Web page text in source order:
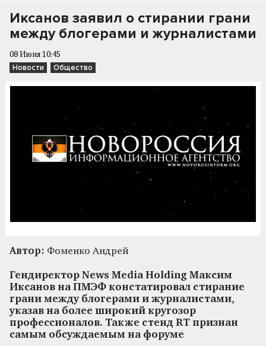
Иксанов заявил о стирании грани
между блогерами и журналистами
08 Июня 10:45
Новости Общество
Автор: Фоменко Андрей
Гендиректор News Media Holding Максим
Иксанов на ПМЭФ констатировал стирание
грани между блогерами и журналистами,
указав на более широкий кругозор
профессионалов. Также стенд RT признан
самым обсуждаемым на форуме